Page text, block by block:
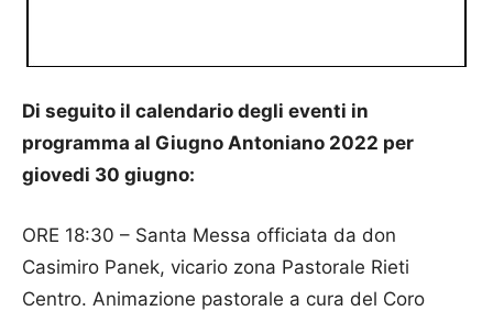
Di seguito il calendario degli eventi in
programma al Giugno Antoniano 2022 per
giovedi 30 giugno:
ORE 18:30 – Santa Messa officiata da don
Casimiro Panek, vicario zona Pastorale Rieti
Centro. Animazione pastorale a cura del Coro